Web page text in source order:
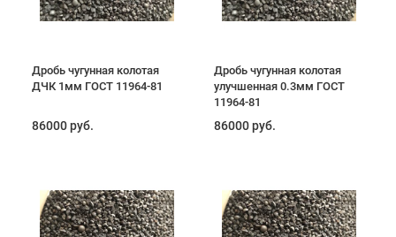
Дробь чугунная колотая
ДЧК 1мм ГОСТ 11964-81
86000 руб.
Дробь чугунная колотая
улучшенная 0.3мм ГОСТ
11964-81
86000 руб.